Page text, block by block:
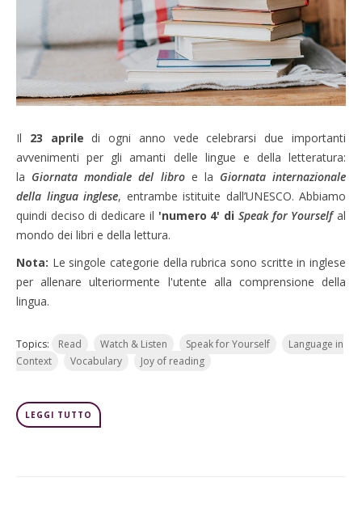
Il 23 aprile di ogni anno vede celebrarsi due importanti
avvenimenti per gli amanti delle lingue e della letteratura:
la Giornata mondiale del libro e la Giornata internazionale
della lingua inglese, entrambe istituite dall’UNESCO. Abbiamo
quindi deciso di dedicare il 'numero 4' di Speak for Yourselfal
mondo dei libri e della lettura.
Nota: Le singole categorie della rubrica sono scritte in inglese
per allenare ulteriormente l'utente alla comprensione della
lingua.
Topics: Read Watch & Listen Speak for Yourself
Language in
Context
Vocabulary Joy of reading
LEGGI TUTTO